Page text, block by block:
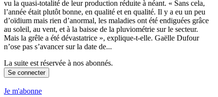
vu la quasi-totalité de leur production réduite à néant. « Sans cela,
l’année était plutôt bonne, en qualité et en qualité. Il y a eu un peu
d’oïdium mais rien d’anormal, les maladies ont été endiguées grâce
au soleil, au vent, et à la baisse de la pluviométrie sur le secteur.
Mais la grêle a été dévastatrice », explique-t-elle. Gaëlle Dufour
n’ose pas s’avancer sur la date de...
La suite est réservée à nos abonnés.
Se connecter
Je m'abonne